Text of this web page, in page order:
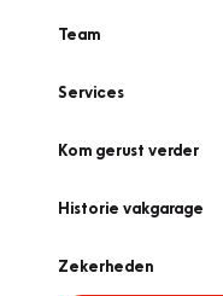
Team
Services
Kom gerust verder
Historie vakgarage
Zekerheden